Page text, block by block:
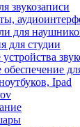
звукозаписи
для
для студии
Ipad